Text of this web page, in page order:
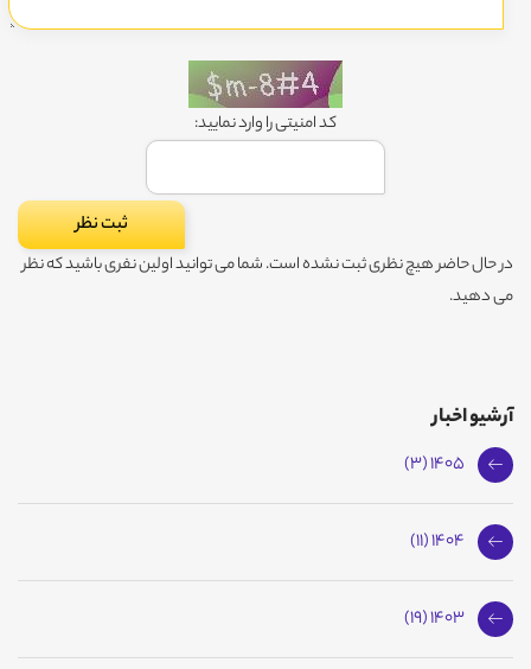
کد امنیتی را وارد نمایید:
در حال حاضر هیچ نظری ثبت نشده است. شما می توانید اولین نفری باشید که نظر
می دهید.
آرشیو اخبار
1405 (3)
1404 (11)
1403 (19)